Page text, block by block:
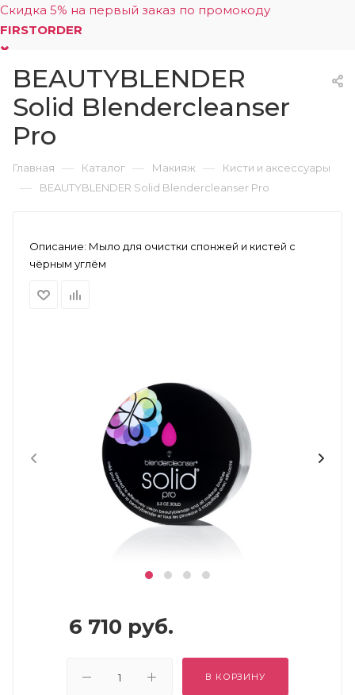
Скидка 5% на первый заказ по промокоду
FIRSTORDER
0
BEAUTYBLENDER
Solid Blendercleanser
Pro
Главная — Каталог — Макияж — Кисти и аксессуары
— BEAUTYBLENDER Solid Blendercleanser Pro
Описание: Мыло для очистки спонжей и кистей с
чёрным углём
6 710 руб.
В КОРЗИНУ